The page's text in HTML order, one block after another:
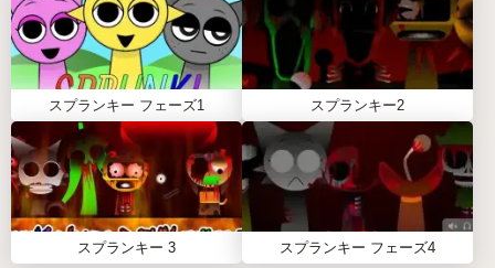
がイチオシ！モバイルでもPCでも遊べて、フェーズ
を進めるごとに新しい驚きが。仲間と一緒に不気味
な傑作を作って、コミュニティで自慢しちゃおう。
さあ、暗闇の音楽旅へ出発だ★
スプランキー・パラサイト（Sprunki
Parasite）よくある質問
Sprunki Parasite スプランキーホラーMODって
何？
スプランキー フェーズ1 スプランキー2
スプランキー 3 スプランキー フェーズ4